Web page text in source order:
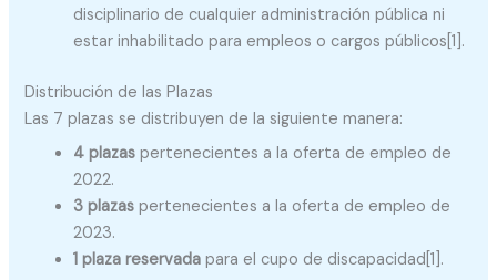
disciplinario de cualquier administración pública ni
estar inhabilitado para empleos o cargos públicos[1].
Distribución de las Plazas
Las 7 plazas se distribuyen de la siguiente manera:
4 plazas pertenecientes a la oferta de empleo de
2022.
3 plazas pertenecientes a la oferta de empleo de
2023.
1 plaza reservada para el cupo de discapacidad[1].